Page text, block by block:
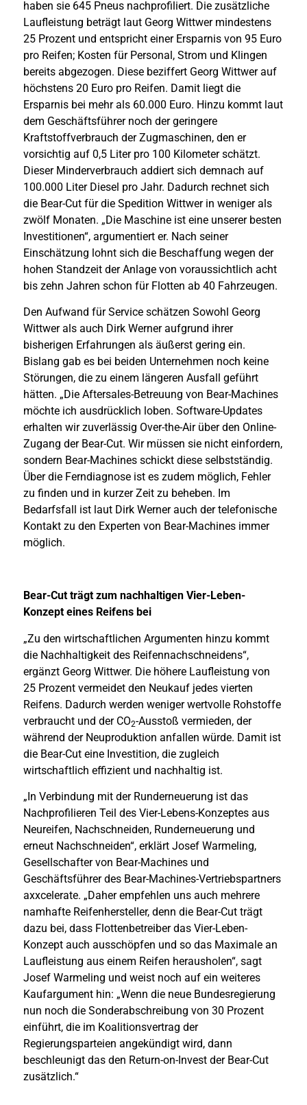
haben sie 645 Pneus nachprofiliert. Die zusätzliche
Laufleistung beträgt laut Georg Wittwer mindestens
25 Prozent und entspricht einer Ersparnis von 95 Euro
pro Reifen; Kosten für Personal, Strom und Klingen
bereits abgezogen. Diese beziffert Georg Wittwer auf
höchstens 20 Euro pro Reifen. Damit liegt die
Ersparnis bei mehr als 60.000 Euro. Hinzu kommt laut
dem Geschäftsführer noch der geringere
Kraftstoffverbrauch der Zugmaschinen, den er
vorsichtig auf 0,5 Liter pro 100 Kilometer schätzt.
Dieser Minderverbrauch addiert sich demnach auf
100.000 Liter Diesel pro Jahr. Dadurch rechnet sich
die Bear-Cut für die Spedition Wittwer in weniger als
zwölf Monaten. „Die Maschine ist eine unserer besten
Investitionen“, argumentiert er. Nach seiner
Einschätzung lohnt sich die Beschaffung wegen der
hohen Standzeit der Anlage von voraussichtlich acht
bis zehn Jahren schon für Flotten ab 40 Fahrzeugen.
Den Aufwand für Service schätzen Sowohl Georg
Wittwer als auch Dirk Werner aufgrund ihrer
bisherigen Erfahrungen als äußerst gering ein.
Bislang gab es bei beiden Unternehmen noch keine
Störungen, die zu einem längeren Ausfall geführt
hätten. „Die Aftersales-Betreuung von Bear-Machines
möchte ich ausdrücklich loben. Software-Updates
erhalten wir zuverlässig Over-the-Air über den Online-
Zugang der Bear-Cut. Wir müssen sie nicht einfordern,
sondern Bear-Machines schickt diese selbstständig.
Über die Ferndiagnose ist es zudem möglich, Fehler
zu finden und in kurzer Zeit zu beheben. Im
Bedarfsfall ist laut Dirk Werner auch der telefonische
Kontakt zu den Experten von Bear-Machines immer
möglich.
Bear-Cut trägt zum nachhaltigen Vier-Leben-
Konzept eines Reifens bei
„Zu den wirtschaftlichen Argumenten hinzu kommt
die Nachhaltigkeit des Reifennachschneidens“,
ergänzt Georg Wittwer. Die höhere Laufleistung von
25 Prozent vermeidet den Neukauf jedes vierten
Reifens. Dadurch werden weniger wertvolle Rohstoffe
verbraucht und der CO2-Ausstoß vermieden, der
während der Neuproduktion anfallen würde. Damit ist
die Bear-Cut eine Investition, die zugleich
wirtschaftlich effizient und nachhaltig ist.
„In Verbindung mit der Runderneuerung ist das
Nachprofilieren Teil des Vier-Lebens-Konzeptes aus
Neureifen, Nachschneiden, Runderneuerung und
erneut Nachschneiden“, erklärt Josef Warmeling,
Gesellschafter von Bear-Machines und
Geschäftsführer des Bear-Machines-Vertriebspartners
axxcelerate. „Daher empfehlen uns auch mehrere
namhafte Reifenhersteller, denn die Bear-Cut trägt
dazu bei, dass Flottenbetreiber das Vier-Leben-
Konzept auch ausschöpfen und so das Maximale an
Laufleistung aus einem Reifen herausholen“, sagt
Josef Warmeling und weist noch auf ein weiteres
Kaufargument hin: „Wenn die neue Bundesregierung
nun noch die Sonderabschreibung von 30 Prozent
einführt, die im Koalitionsvertrag der
Regierungsparteien angekündigt wird, dann
beschleunigt das den Return-on-Invest der Bear-Cut
zusätzlich.“